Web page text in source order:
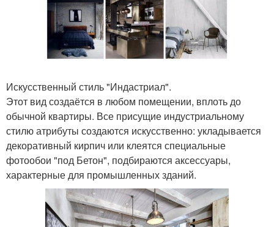
Искусственный стиль "Индастриал".
Этот вид создаётся в любом помещении, вплоть до
обычной квартиры. Все присущие индустриальному
стилю атрибуты создаются искусственно: укладывается
декоративный кирпич или клеятся специальные
фотообои "под Бетон", подбираются аксессуары,
характерные для промышленных зданий.